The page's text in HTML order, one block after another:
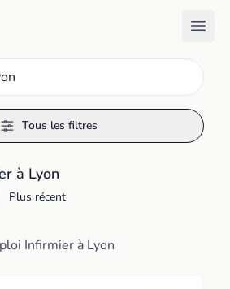
Tous les filtres
à Lyon
Plus récent
Infirmier à Lyon